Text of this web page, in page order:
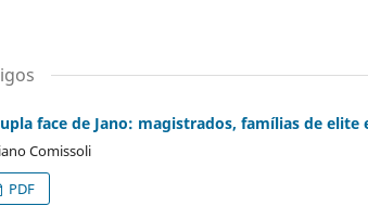
face de Jano: magistrados, famílias de
Comissoli
PDF